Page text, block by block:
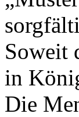
Soweit
in
Die